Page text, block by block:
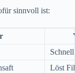
sinnvoll ist:
Löst